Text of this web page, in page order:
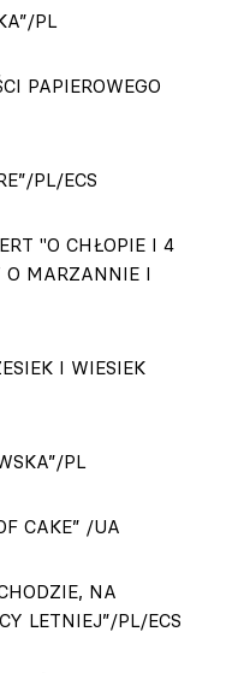
PL
PAPIEROWEGO
PL/ECS
"O CHŁOPIE I 4
O MARZANNIE I
I WIESIEK
PL
CAKE” /UA
NA
LETNIEJ”/PL/ECS